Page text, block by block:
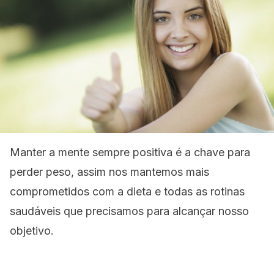
Manter a mente sempre positiva é a chave para
perder peso, assim nos mantemos mais
comprometidos com a dieta e todas as rotinas
saudáveis que precisamos para alcançar nosso
objetivo.